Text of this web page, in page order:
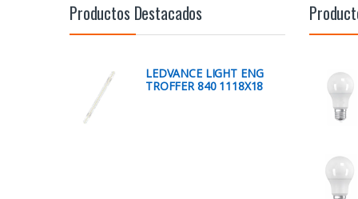
Productos Destacados
LEDVANCE LIGHT ENG
TROFFER 840 1118X18